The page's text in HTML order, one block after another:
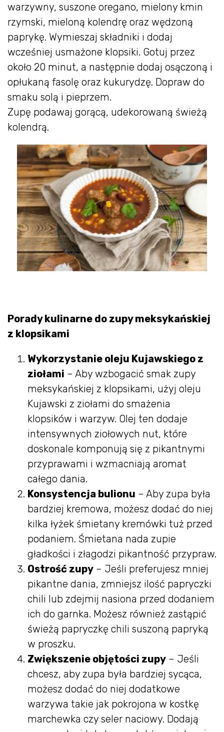
warzywny, suszone oregano, mielony kmin
rzymski, mieloną kolendrę oraz wędzoną
paprykę. Wymieszaj składniki i dodaj
wcześniej usmażone klopsiki. Gotuj przez
około 20 minut, a następnie dodaj osączoną i
opłukaną fasolę oraz kukurydzę. Dopraw do
smaku solą i pieprzem.
Zupę podawaj gorącą, udekorowaną świeżą
kolendrą.
Porady kulinarne do zupy meksykańskiej
z klopsikami
Wykorzystanie oleju Kujawskiego z
ziołami – Aby wzbogacić smak zupy
meksykańskiej z klopsikami, użyj oleju
Kujawski z ziołami do smażenia
klopsików i warzyw. Olej ten dodaje
intensywnych ziołowych nut, które
doskonale komponują się z pikantnymi
przyprawami i wzmacniają aromat
całego dania.
Konsystencja bulionu – Aby zupa była
bardziej kremowa, możesz dodać do niej
kilka łyżek śmietany kremówki tuż przed
podaniem. Śmietana nada zupie
gładkości i złagodzi pikantność przypraw.
Ostrość zupy – Jeśli preferujesz mniej
pikantne dania, zmniejsz ilość papryczki
chili lub zdejmij nasiona przed dodaniem
ich do garnka. Możesz również zastąpić
świeżą papryczkę chili suszoną papryką
w proszku.
Zwiększenie objętości zupy – Jeśli
chcesz, aby zupa była bardziej sycąca,
możesz dodać do niej dodatkowe
warzywa takie jak pokrojona w kostkę
marchewka czy seler naciowy. Dodają